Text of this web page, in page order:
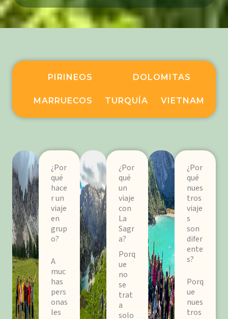
PIRINEOS DOLOMITAS
MARRUECOS TURQUÍA VIETNAM
¿Por
qué
hace
r un
viaje
en
grup
o?
A
muc
has
pers
onas
les
¿Por
qué
un
viaje
con
La
Sagr
a?
Porq
ue
no
se
trat
a
solo
¿Por
qué
nues
tros
viaje
s
son
difer
ente
s?
Porq
ue
nues
tros